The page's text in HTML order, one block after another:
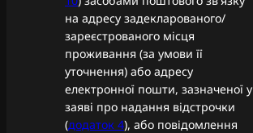
на адресу задекларованого/
зареєстрованого місця
проживання (за умови її
уточнення) або адресу
електронної пошти, зазначеної у
заяві про надання відстрочки
(додаток 4), або повідомлення